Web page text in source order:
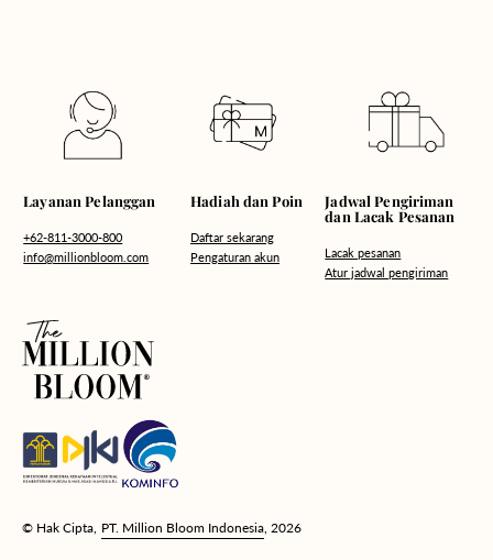
Layanan Pelanggan
+62-811-3000-800
info@millionbloom.com
Hadiah dan Poin
Daftar sekarang
Pengaturan akun
Jadwal Pengiriman
dan Lacak Pesanan
Lacak pesanan
Atur jadwal pengiriman
© Hak Cipta, PT. Million Bloom Indonesia, 2026